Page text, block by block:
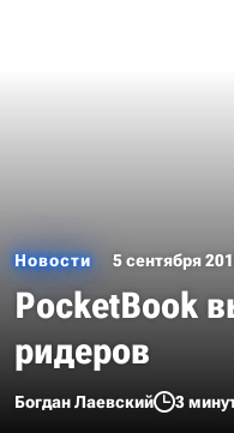
Новости 5 сентября
PocketBook
ридеров
Богдан Лаевский 3